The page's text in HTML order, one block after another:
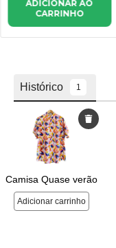
ADICIONAR AO
CARRINHO